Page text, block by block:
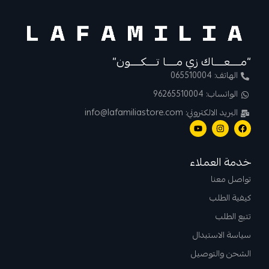
“مــــعــــاك زي مــــا تــــكــــون”
الهاتف: 065510004
الواتساب: 96265510004
البريد الالكتروني: info@lafamiliastore.com
خدمة العملاء
تواصل معنا
كيفية الطلب
تتبع الطلب
سياسة الاستبدال
الشحن والتوصيل